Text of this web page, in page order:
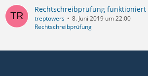
Rechtschreibprüfung
treptowers
8. Juni 2019 um 22:00
Rechtschreibprüfung